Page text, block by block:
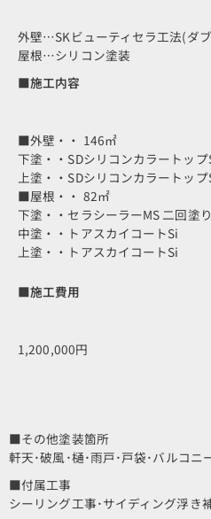
外壁…SKビューティセラ工法(ダ
屋根…シリコン塗装
■施工内容
■外壁・・ 146㎡
下塗・・SDシリコンカラートップ
上塗・・SDシリコンカラートップ
■屋根・・ 82㎡
下塗・・セラシーラーMS 二回塗り
中塗・・トアスカイコートSi
上塗・・トアスカイコートSi
■施工費用
1,200,000円
■その他塗装箇所
軒天･破風･樋･雨戸･戸袋･バルコニ
■付属工事
シーリング工事･サイディング浮き